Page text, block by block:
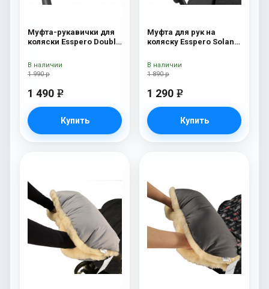
Муфта-рукавички для
коляски Esspero Double
Navy
1 990 р
1 490 e
Купить
В наличии
Муфта для рук на
коляску Esspero Solana
Brown
1 890 р
1 290 e
Купить
В наличии